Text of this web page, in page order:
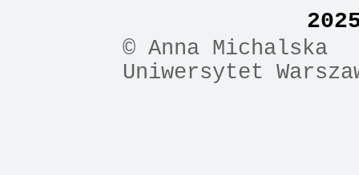
© Anna Michalska
Uniwersytet